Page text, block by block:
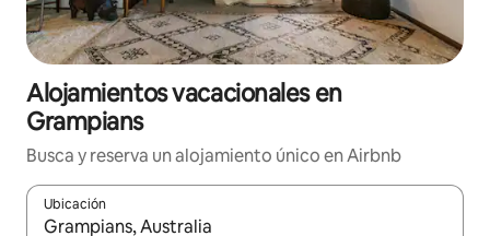
Alojamientos vacacionales en
Grampians
Busca y reserva un alojamiento único en Airbnb
Ubicación
Cuando los resultados estén disponibles, podrás navegar